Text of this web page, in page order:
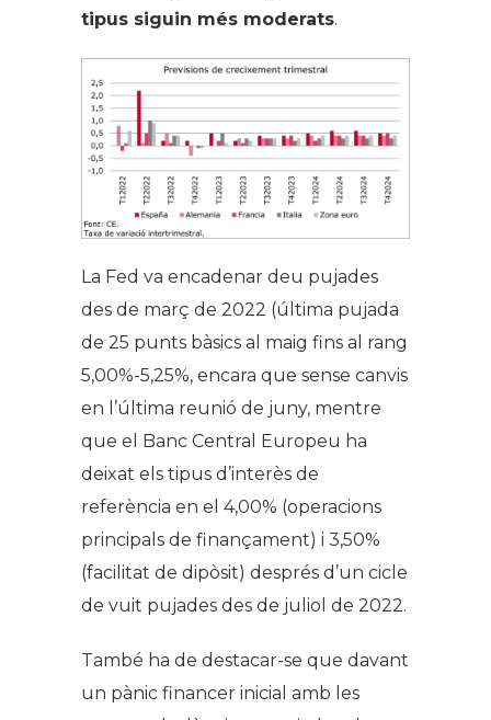
tipus siguin més moderats.
La Fed va encadenar deu pujades
des de març de 2022 (última pujada
de 25 punts bàsics al maig fins al rang
5,00%-5,25%, encara que sense canvis
en l’última reunió de juny, mentre
que el Banc Central Europeu ha
deixat els tipus d’interès de
referència en el 4,00% (operacions
principals de finançament) i 3,50%
(facilitat de dipòsit) després d’un cicle
de vuit pujades des de juliol de 2022.
També ha de destacar-se que davant
un pànic financer inicial amb les